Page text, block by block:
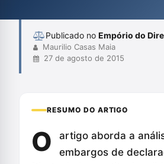
Publicado no Empório do
Maurilio Casas Maia
27 de agosto de 2015
RESUMO DO ARTIGO
O
artigo aborda a
embargos de